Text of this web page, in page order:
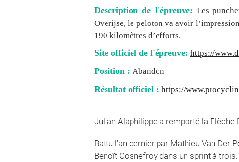
Description de l'épreuve: Les
Overijse, le peloton va avoir
190 kilomètres d’efforts.
Site officiel de l'épreuve: https://
Position : Abandon
Résultat officiel : https://
Julian Alaphilippe a remporté la Flèche
Battu l'an dernier par Mathieu Van Der
Benoît Cosnefroy dans un sprint à trois.